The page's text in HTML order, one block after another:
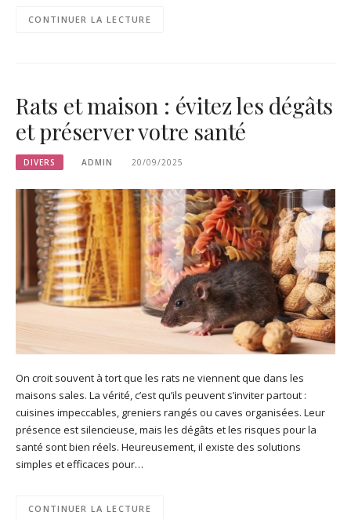
CONTINUER LA LECTURE
Rats et maison : évitez les dégâts
et préserver votre santé
DIVERS ADMIN 20/09/2025
On croit souvent à tort que les rats ne viennent que dans les
maisons sales. La vérité, c’est qu’ils peuvent s’inviter partout :
cuisines impeccables, greniers rangés ou caves organisées. Leur
présence est silencieuse, mais les dégâts et les risques pour la
santé sont bien réels. Heureusement, il existe des solutions
simples et efficaces pour…
CONTINUER LA LECTURE